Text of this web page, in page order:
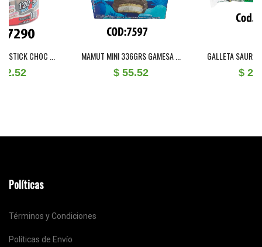
... MAMUT MINI 336GRS GAMESA ...
$ 55.52
GALLETA SAURIS COMB
$ 28.59
Políticas
Términos y Condiciones
Políticas de Envío